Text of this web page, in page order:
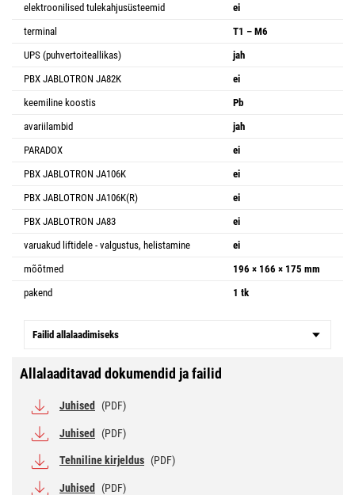
elektroonilised tulekahjusüsteemid
ei
terminal
T1 – M6
UPS (puhvertoiteallikas)
jah
PBX JABLOTRON JA82K
ei
keemiline koostis
Pb
avariilambid
jah
PARADOX
ei
PBX JABLOTRON JA106K
ei
PBX JABLOTRON JA106K(R)
ei
PBX JABLOTRON JA83
ei
varuakud liftidele - valgustus, helistamine
ei
mõõtmed
196 × 166 × 175 mm
pakend
1 tk
Failid allalaadimiseks
Allalaaditavad dokumendid ja failid
Juhised (PDF)
Juhised (PDF)
Tehniline kirjeldus (PDF)
Juhised (PDF)